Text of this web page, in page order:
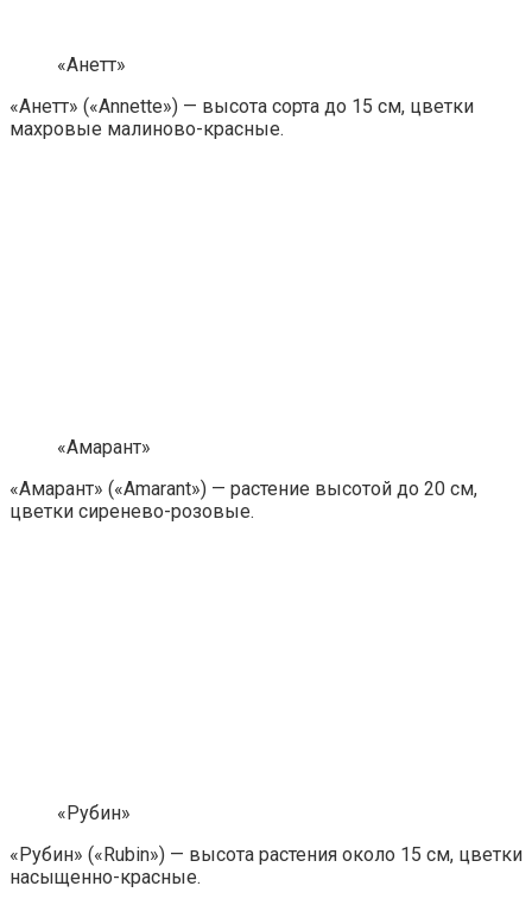
«Анетт»
«Анетт» («Annette») — высота сорта до 15 см, цветки
махровые малиново-красные.
«Амарант»
«Амарант» («Amarant») — растение высотой до 20 см,
цветки сиренево-розовые.
«Рубин»
«Рубин» («Rubin») — высота растения около 15 см, цветки
насыщенно-красные.